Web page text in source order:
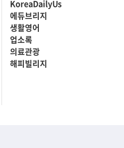
KoreaDailyUs
에듀브리지
생활영어
업소록
의료관광
해피빌리지